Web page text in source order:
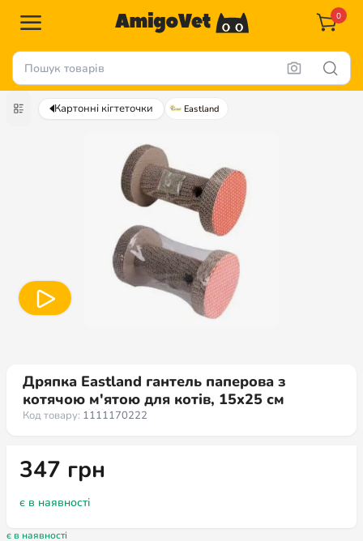
0
Картонні кігтеточки Eastland
Дряпка Eastland гантель паперова з
котячою м'ятою для котів, 15x25 см
Код товару: 1111170222
347 грн
є в наявності
є в наявності